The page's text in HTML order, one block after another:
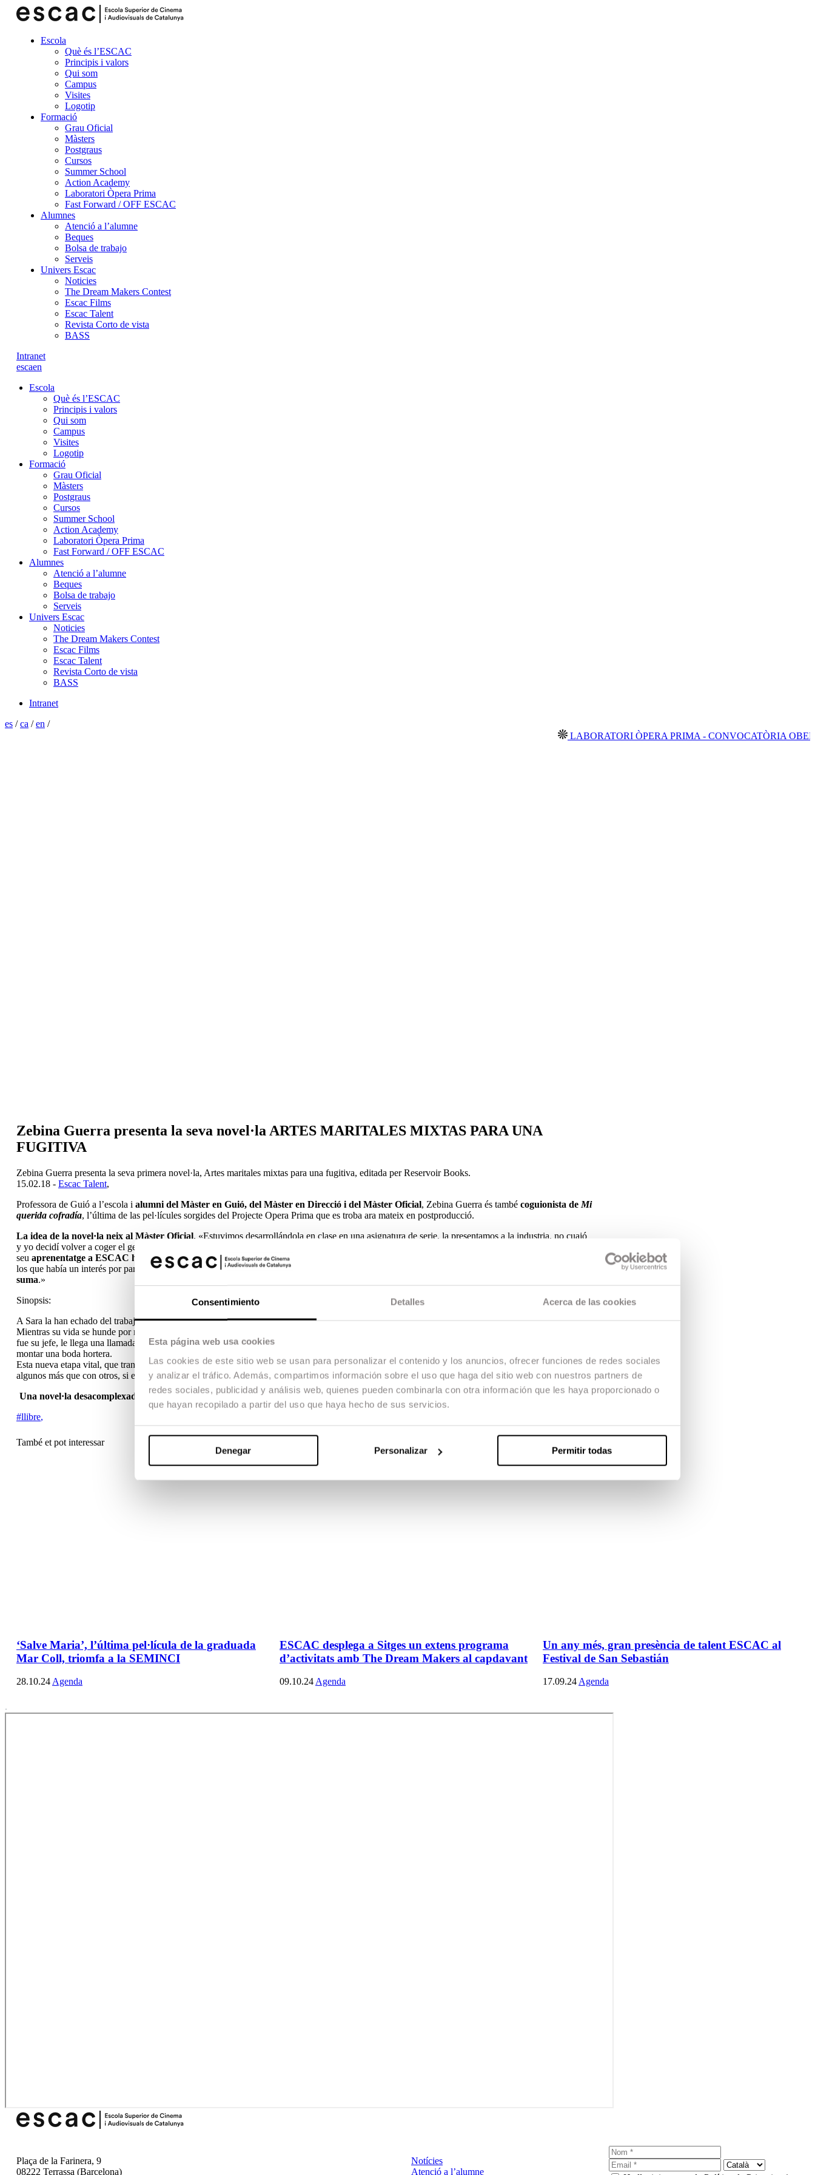
Consentimiento Detalles Acerca de las cookies
Esta página web usa cookies
Las cookies de este sitio web se usan para personalizar el contenido y los anuncios, ofrecer funciones de redes sociales
y analizar el tráfico. Además, compartimos información sobre el uso que haga del sitio web con nuestros partners de
redes sociales, publicidad y análisis web, quienes pueden combinarla con otra información que les haya proporcionado o
que hayan recopilado a partir del uso que haya hecho de sus servicios.
Denegar Personalizar Permitir todas
Escola
Què és l’ESCAC
Principis i valors
Qui som
Campus
Visites
Logotip
Formació
Grau Oficial
Màsters
Postgraus
Cursos
Summer School
Action Academy
Laboratori Òpera Prima
Fast Forward / OFF ESCAC
Alumnes
Atenció a l’alumne
Beques
Bolsa de trabajo
Serveis
Univers Escac
Noticies
The Dream Makers Contest
Escac Films
Escac Talent
Revista Corto de vista
BASS
Intranet
escaen
Escola
Què és l’ESCAC
Principis i valors
Qui som
Campus
Visites
Logotip
Formació
Grau Oficial
Màsters
Postgraus
Cursos
Summer School
Action Academy
Laboratori Òpera Prima
Fast Forward / OFF ESCAC
Alumnes
Atenció a l’alumne
Beques
Bolsa de trabajo
Serveis
Univers Escac
Noticies
The Dream Makers Contest
Escac Films
Escac Talent
Revista Corto de vista
BASS
Intranet
es /ca /en /
LABORATORI ÒPERA PRIMA - CONVOCATÒRIA OBERTA 2026
Zebina Guerra presenta la seva novel·la ARTES MARITALES MIXTAS PARA UNA
FUGITIVA
Zebina Guerra presenta la seva primera novel·la, Artes maritales mixtas para una fugitiva, editada per Reservoir Books.
15.02.18 - Escac Talent,
Professora de Guió a l’escola i alumni del Màster en Guió, del Màster en Direcció i del Màster Oficial, Zebina Guerra és també coguionista de Mi
querida cofradía, l’última de las pel·lícules sorgides del Projecte Opera Prima que es troba ara mateix en postproducció.
La idea de la novel·la neix al Màster Oficial. «Estuvimos desarrollándola en clase en una asignatura de serie, la presentamos a la industria, no cuajó
y yo decidí volver a coger el germen de aquella idea, llevármela por derroteros nuevos y convertirla en una novela.» Zebina Guerra ens explica que el
seu aprenentatge a ESCAC ha sigut continu: «me iba llevando cada vez más y más experiencia. No solo de los proyectos que salían bien y sobre
los que había un interés por parte de la industria, sino también de aquellos fallidos que te enseñaban cuál no era el camino…
suma.»
Sinopsis:
A Sara la han echado del trabajo. Era organizadora de bodas en la empresa de Barcelona más importante del sector. Pero cometió un error. O dos.
Mientras su vida se hunde por momentos, enfrentada a una querella estratosférica y viendo truncada también una incipiente historia de amor con el que
fue su jefe, le llega una llamada que lo cambiará todo. Sara debe volver a su pueblo natal, Villajúbilo de Polvadares, donde le surge la oportunidad de
montar una boda hortera.
Esta nueva etapa vital, que transcurre entre viñedos y verbenas, quizá le sirva a Sara para reconectar con sus raíces y con los amigos de la infancia. Con
algunos más que con otros, si es que logra deshacerse de su «yo» de la gran ciudad.
Una novel·la desacomplexada i divertidíssima, amb diàlegs i personatges molt gamberros i amb històries d’amor d’allò més rocambolesques.
#llibre,
També et pot interessar
‘Salve Maria’, l’última pel·lícula de la graduada
Mar Coll, triomfa a la SEMINCI
28.10.24 Agenda
ESCAC desplega a Sitges un extens programa
d’activitats amb The Dream Makers al capdavant
09.10.24 Agenda
Un any més, gran presència de talent ESCAC al
Festival de San Sebastián
17.09.24 Agenda
Plaça de la Farinera, 9
08222 Terrassa (Barcelona)
Notícies
Atenció a l’alumne